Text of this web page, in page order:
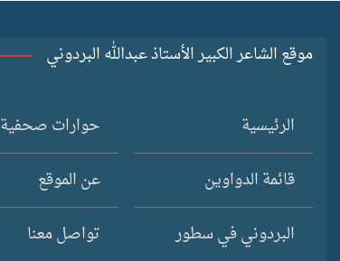
موقع الشاعر الكبير الأستاذ عبدالله البردوني
الرئيسية
قائمة الدواوين
البردوني في سطور
حوارات صحفية
عن الموقع
تواصل معنا